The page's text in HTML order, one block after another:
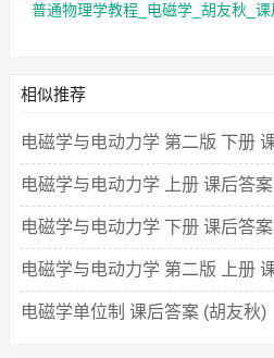
普通物理学教程_电磁学_胡友秋_
相似推荐
电磁学与电动力学 第二版 下册
电磁学与电动力学 上册 课后答
电磁学与电动力学 下册 课后答
电磁学与电动力学 第二版 上册
电磁学单位制 课后答案 (胡友秋)